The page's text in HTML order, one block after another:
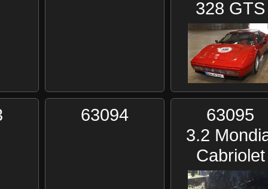
328 GTS
63094
63095
3.2
Cabriolet